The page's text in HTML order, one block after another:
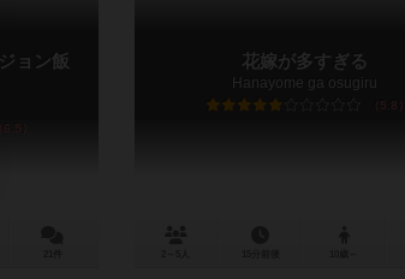
ョン飯
6.5
花嫁が多すぎる
Hanayome ga osugiru
5.8